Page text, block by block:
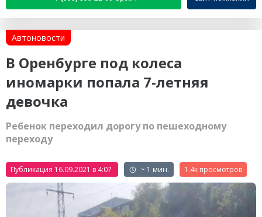
Автоновости
В Оренбурге под колеса
иномарки попала 7-летняя
девочка
Ребенок переходил дорогу по пешеходному
переходу
Публикация 16.09.2021 в 4:07 ~ 1 мин. 1.4к